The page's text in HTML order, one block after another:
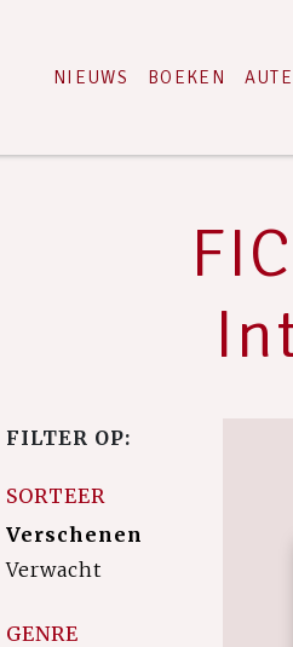
NIEUWS BOEKEN
FILTER OP:
SORTEER
Verschenen
Verwacht
GENRE